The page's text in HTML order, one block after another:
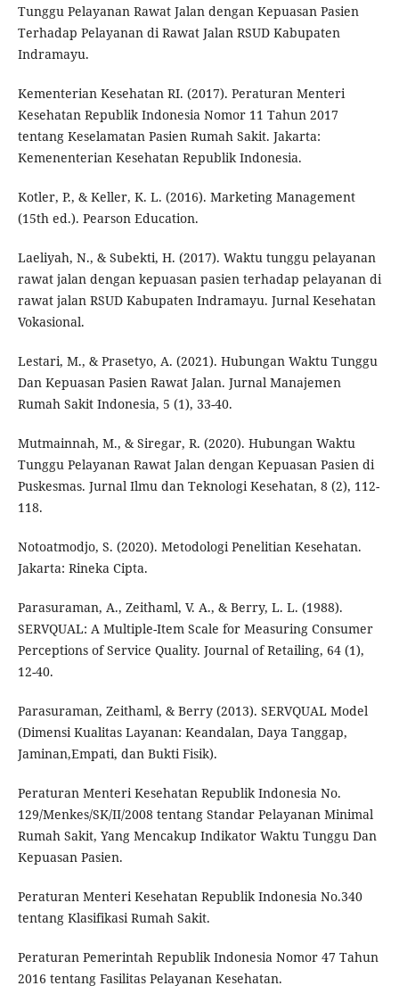
Tunggu Pelayanan Rawat Jalan dengan Kepuasan Pasien
Terhadap Pelayanan di Rawat Jalan RSUD Kabupaten
Indramayu.
Kementerian Kesehatan RI. (2017). Peraturan Menteri
Kesehatan Republik Indonesia Nomor 11 Tahun 2017
tentang Keselamatan Pasien Rumah Sakit. Jakarta:
Kemenenterian Kesehatan Republik Indonesia.
Kotler, P., & Keller, K. L. (2016). Marketing Management
(15th ed.). Pearson Education.
Laeliyah, N., & Subekti, H. (2017). Waktu tunggu pelayanan
rawat jalan dengan kepuasan pasien terhadap pelayanan di
rawat jalan RSUD Kabupaten Indramayu. Jurnal Kesehatan
Vokasional.
Lestari, M., & Prasetyo, A. (2021). Hubungan Waktu Tunggu
Dan Kepuasan Pasien Rawat Jalan. Jurnal Manajemen
Rumah Sakit Indonesia, 5 (1), 33-40.
Mutmainnah, M., & Siregar, R. (2020). Hubungan Waktu
Tunggu Pelayanan Rawat Jalan dengan Kepuasan Pasien di
Puskesmas. Jurnal Ilmu dan Teknologi Kesehatan, 8 (2), 112-
118.
Notoatmodjo, S. (2020). Metodologi Penelitian Kesehatan.
Jakarta: Rineka Cipta.
Parasuraman, A., Zeithaml, V. A., & Berry, L. L. (1988).
SERVQUAL: A Multiple-Item Scale for Measuring Consumer
Perceptions of Service Quality. Journal of Retailing, 64 (1),
12-40.
Parasuraman, Zeithaml, & Berry (2013). SERVQUAL Model
(Dimensi Kualitas Layanan: Keandalan, Daya Tanggap,
Jaminan,Empati, dan Bukti Fisik).
Peraturan Menteri Kesehatan Republik Indonesia No.
129/Menkes/SK/II/2008 tentang Standar Pelayanan Minimal
Rumah Sakit, Yang Mencakup Indikator Waktu Tunggu Dan
Kepuasan Pasien.
Peraturan Menteri Kesehatan Republik Indonesia No.340
tentang Klasifikasi Rumah Sakit.
Peraturan Pemerintah Republik Indonesia Nomor 47 Tahun
2016 tentang Fasilitas Pelayanan Kesehatan.